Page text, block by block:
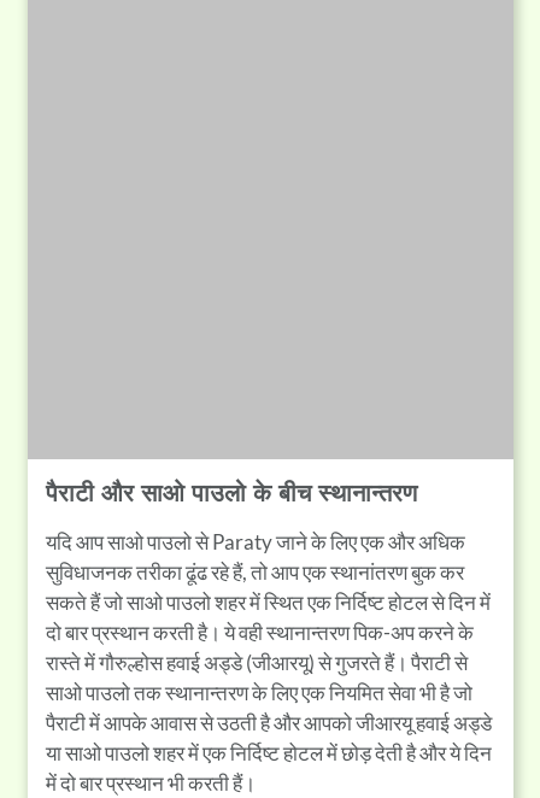
पैराटी और साओ पाउलो के बीच स्थानान्तरण
यदि आप साओ पाउलो से Paraty जाने के लिए एक और अधिक
सुविधाजनक तरीका ढूंढ रहे हैं, तो आप एक स्थानांतरण बुक कर
सकते हैं जो साओ पाउलो शहर में स्थित एक निर्दिष्ट होटल से दिन में
दो बार प्रस्थान करती है। ये वही स्थानान्तरण पिक-अप करने के
रास्ते में गौरुल्होस हवाई अड्डे (जीआरयू) से गुजरते हैं। पैराटी से
साओ पाउलो तक स्थानान्तरण के लिए एक नियमित सेवा भी है जो
पैराटी में आपके आवास से उठती है और आपको जीआरयू हवाई अड्डे
या साओ पाउलो शहर में एक निर्दिष्ट होटल में छोड़ देती है और ये दिन
में दो बार प्रस्थान भी करती हैं।